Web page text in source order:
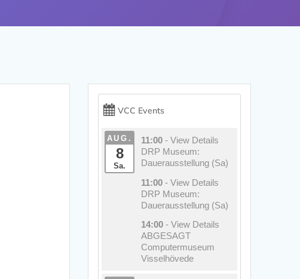
VCC Events
AUG.
8
Sa.
11:00 - View Details
DRP Museum:
Dauerausstellung (Sa)
11:00 - View Details
DRP Museum:
Dauerausstellung (Sa)
14:00 - View Details
ABGESAGT
Computermuseum
Visselhövede